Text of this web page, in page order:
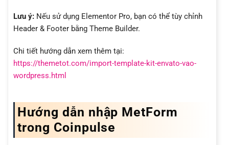
Lưu ý: Nếu sử dụng Elementor Pro, bạn có thể tùy chỉnh
Header & Footer bằng Theme Builder.
Chi tiết hướng dẫn xem thêm tại:
https://themetot.com/import-template-kit-envato-vao-
wordpress.html
Hướng dẫn nhập MetForm
trong Coinpulse